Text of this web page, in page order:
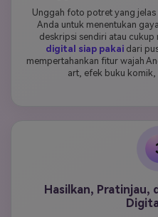
Unggah foto potret yang
Anda untuk menentukan
deskripsi sendiri atau cukup
digital siap pakaidari
mempertahankan fitur wajah
art, efek buku komik,
Hasilkan, Pratinjau,